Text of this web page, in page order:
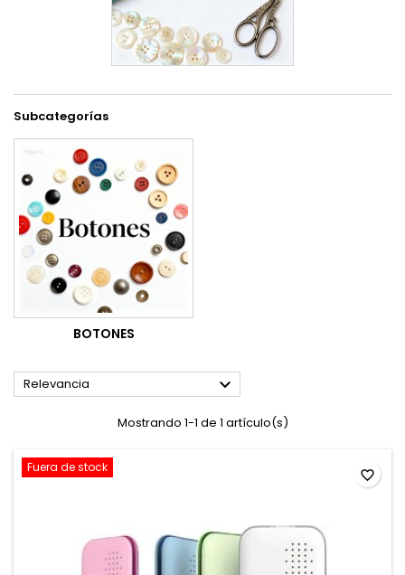
Subcategorías
BOTONES
Relevancia 
Mostrando 1-1 de 1 artículo(s)
Fuera de stock favorite_border